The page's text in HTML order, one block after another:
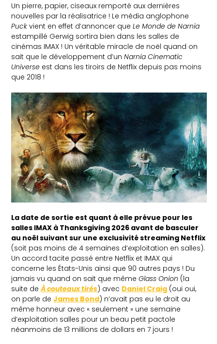
Un pierre, papier, ciseaux remporté aux dernières
nouvelles par la réalisatrice ! Le média anglophone
Puck vient en effet d’annoncer queLe Monde de Narnia
estampillé Gerwig sortira bien dans les salles de
cinémas IMAX ! Un véritable miracle de noël quand on
sait que le développement d’unNarnia Cinematic
Universe est dans les tiroirs de Netflix depuis pas moins
que 2018 !
La date de sortie est quant à elle prévue pour les
salles IMAX à Thanksgiving 2026 avant de basculer
au noël suivant sur une exclusivité streaming Netflix
(soit pas moins de 4 semaines d’exploitation en salles).
Un accord tacite passé entre Netflix et IMAX qui
concerne les États-Unis ainsi que 90 autres pays ! Du
jamais vu quand on sait que même Glass Onion (la
suite deÀ couteaux tirés) avec Daniel Craig (oui oui,
on parle deJames Bond) n’avait pas eu le droit au
même honneur avec « seulement » une semaine
d’exploitation salles pour un beau petit pactole
néanmoins de 13 millions de dollars en 7 jours !